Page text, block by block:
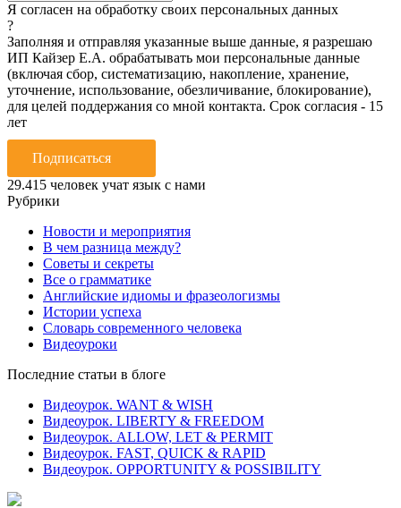
Я согласен на обработку своих персональных данных
?
Заполняя и отправляя указанные выше данные, я разрешаю
ИП Кайзер Е.А. обрабатывать мои персональные данные
(включая сбор, систематизацию, накопление, хранение,
уточнение, использование, обезличивание, блокирование),
для целей поддержания со мной контакта. Срок согласия - 15
лет
Подписаться
29.415 человек учат язык с нами
Рубрики
Новости и мероприятия
В чем разница между?
Советы и секреты
Все о грамматике
Английские идиомы и фразеологизмы
Истории успеха
Словарь современного человека
Видеоуроки
Последние статьи в блоге
Видеоурок. WANT & WISH
Видеоурок. LIBERTY & FREEDOM
Видеоурок. ALLOW, LET & PERMIT
Видеоурок. FAST, QUICK & RAPID
Видеоурок. OPPORTUNITY & POSSIBILITY